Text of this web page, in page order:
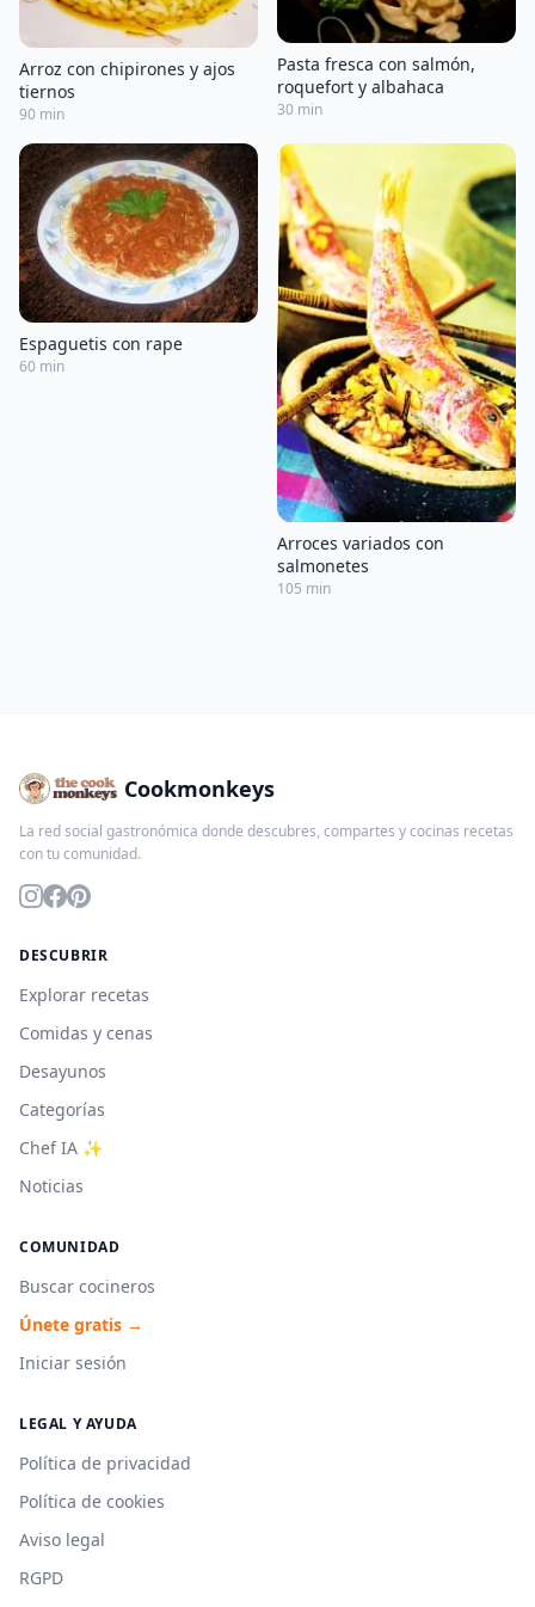
Arroz con chipirones y ajos
tiernos
90 min
Pasta fresca con salmón,
roquefort y albahaca
30 min
Espaguetis con rape
60 min
Arroces variados con
salmonetes
105 min
Cookmonkeys
La red social gastronómica donde descubres, compartes y cocinas recetas
con tu comunidad.
DESCUBRIR
Explorar recetas
Comidas y cenas
Desayunos
Categorías
Chef IA ✨
Noticias
COMUNIDAD
Buscar cocineros
Únete gratis →
Iniciar sesión
LEGAL Y AYUDA
Política de privacidad
Política de cookies
Aviso legal
RGPD